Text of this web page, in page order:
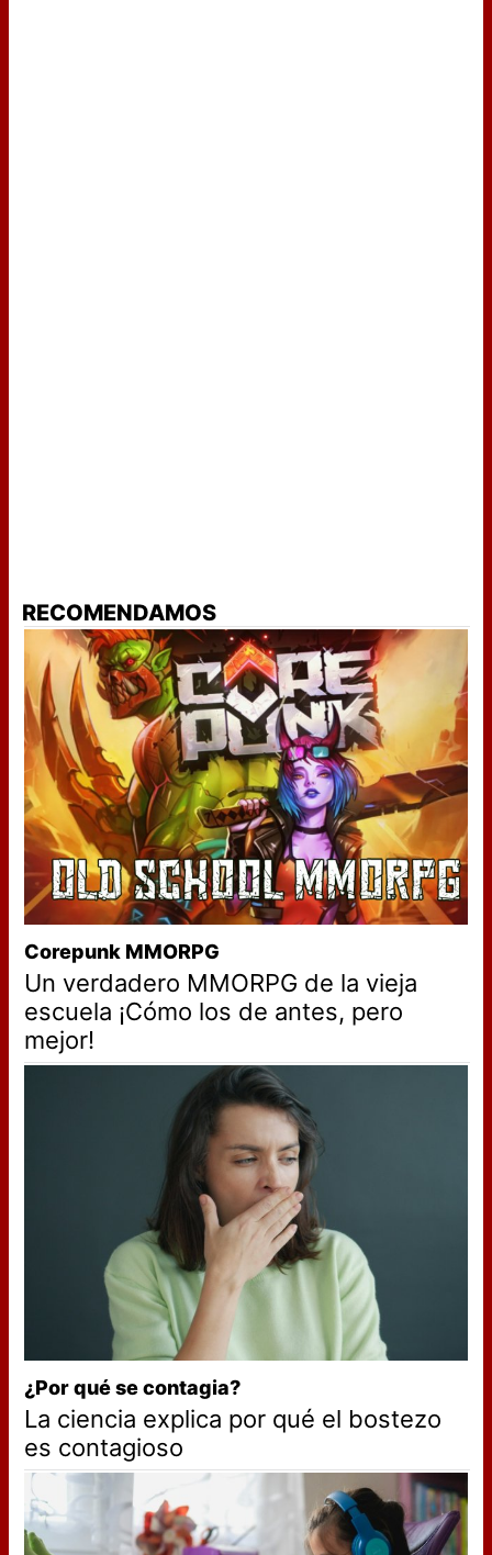
RECOMENDAMOS
Corepunk MMORPG
Un verdadero MMORPG de la vieja
escuela ¡Cómo los de antes, pero
mejor!
¿Por qué se contagia?
La ciencia explica por qué el bostezo
es contagioso